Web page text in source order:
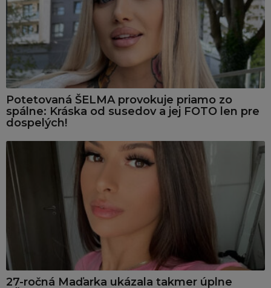
Potetovaná ŠELMA provokuje priamo zo
spálne: Kráska od susedov a jej FOTO len pre
dospelých!
27-ročná Maďarka ukázala takmer úplne